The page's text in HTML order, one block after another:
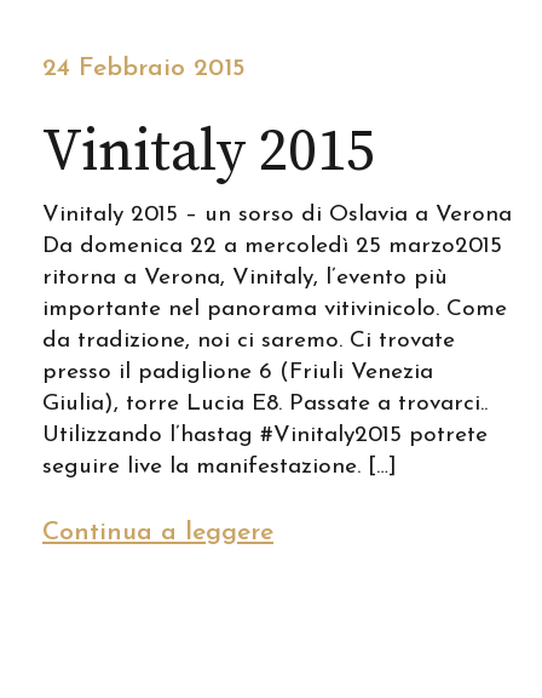
24 Febbraio 2015
Vinitaly 2015
Vinitaly 2015 – un sorso di Oslavia a Verona
Da domenica 22 a mercoledì 25 marzo2015
ritorna a Verona, Vinitaly, l’evento più
importante nel panorama vitivinicolo. Come
da tradizione, noi ci saremo. Ci trovate
presso il padiglione 6 (Friuli Venezia
Giulia), torre Lucia E8. Passate a trovarci..
Utilizzando l’hastag #Vinitaly2015 potrete
seguire live la manifestazione. […]
Continua a leggere